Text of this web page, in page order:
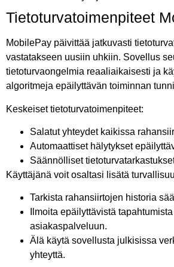
Tietoturvatoimenpiteet
MobilePay päivittää jatkuvasti
vastatakseen uusiin uhkiin. Sovellus
tietoturvaongelmia reaaliaikaisesti ja
algoritmeja epäilyttävän toiminnan
Keskeiset tietoturvatoimenpiteet:
Salatut yhteydet kaikissa
Automaattiset hälytykset
Säännölliset
Käyttäjänä voit osaltasi lisätä
Tarkista rahansiirtojen historia
Ilmoita epäilyttävistä
asiakaspalveluun.
Älä käytä sovellusta julkisissa
yhteyttä.